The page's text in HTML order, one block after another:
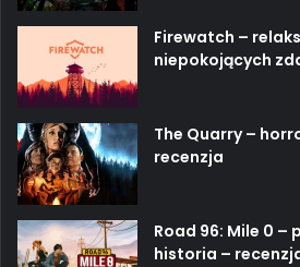
Firewatch –
niepokojących
The Quarry –
recenzja
Road 96: Mile 0 –
historia –